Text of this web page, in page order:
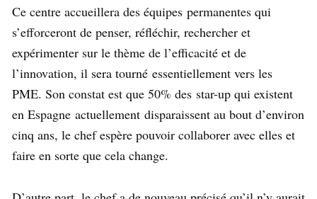
Ce centre accueillera des équipes permanentes qui
s’efforceront de penser, réfléchir, rechercher et
expérimenter sur le thème de l’efficacité et de
l’innovation, il sera tourné essentiellement vers les
PME. Son constat est que 50% des star-up qui existent
en Espagne actuellement disparaissent au bout d’environ
cinq ans, le chef espère pouvoir collaborer avec elles et
faire en sorte que cela change.